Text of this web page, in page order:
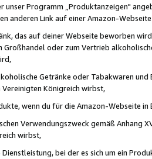
unser Programm „Produktanzeigen"
anderen Link auf einer Amazon-
das auf deiner Webseite beworben
Großhandel oder zum Vertrieb
Getränke oder Tabakwaren
Vereinigten Königreich wirbst,
wenn du für die Amazon-Webseite in
Verwendungszweck gemäß Anhang
wirbst,
bei der es sich um ein